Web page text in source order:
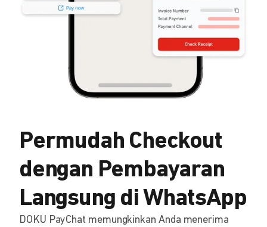
Permudah Checkout
dengan Pembayaran
Langsung di WhatsApp
DOKU PayChat memungkinkan Anda menerima